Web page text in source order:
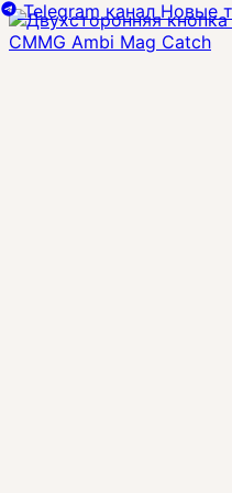
Telegram канал Новые